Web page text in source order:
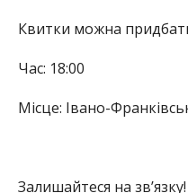
Квитки можна
Час: 18:00
Місце: Івано-
Залишайтеся на